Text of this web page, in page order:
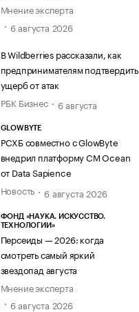
Мнение эксперта
6 августа 2026
В Wildberries рассказали, как
предпринимателям подтвердить
ущерб от атак
РБК Бизнес
6 августа
GLOWBYTE
РСХБ совместно с GlowByte
внедрил платформу CM Ocean
от Data Sapience
Новость
6 августа 2026
ФОНД «НАУКА. ИСКУССТВО.
ТЕХНОЛОГИИ»
Персеиды — 2026: когда
смотреть самый яркий
звездопад августа
Мнение эксперта
6 августа 2026